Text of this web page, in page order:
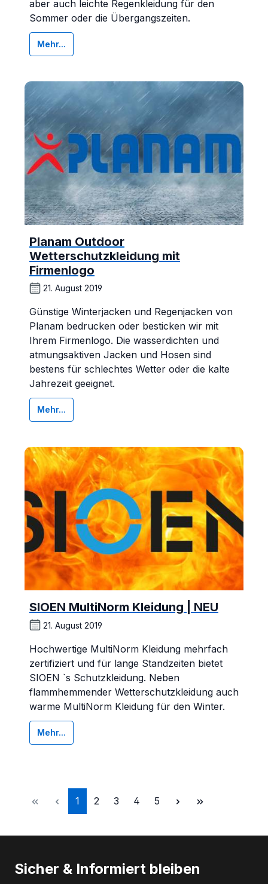
aber auch leichte Regenkleidung für den
Sommer oder die Übergangszeiten.
Mehr...
Planam Outdoor
Wetterschutzkleidung mit
Firmenlogo
21. August 2019
Günstige Winterjacken und Regenjacken von
Planam bedrucken oder besticken wir mit
Ihrem Firmenlogo. Die wasserdichten und
atmungsaktiven Jacken und Hosen sind
bestens für schlechtes Wetter oder die kalte
Jahrezeit geeignet.
Mehr...
SIOEN MultiNorm Kleidung | NEU
21. August 2019
Hochwertige MultiNorm Kleidung mehrfach
zertifiziert und für lange Standzeiten bietet
SIOEN `s Schutzkleidung. Neben
flammhemmender Wetterschutzkleidung auch
warme MultiNorm Kleidung für den Winter.
Mehr...
Seite
1 Seite
2 Seite
3 Seite
4 Seite
5
Sicher & Informiert bleiben